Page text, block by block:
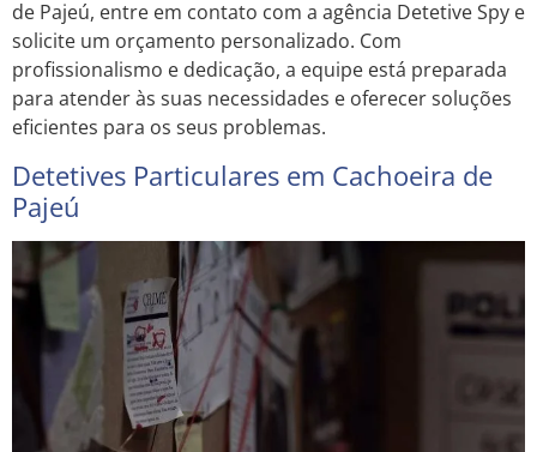
de Pajeú, entre em contato com a agência Detetive Spy e
solicite um orçamento personalizado. Com
profissionalismo e dedicação, a equipe está preparada
para atender às suas necessidades e oferecer soluções
eficientes para os seus problemas.
Detetives Particulares em Cachoeira de
Pajeú